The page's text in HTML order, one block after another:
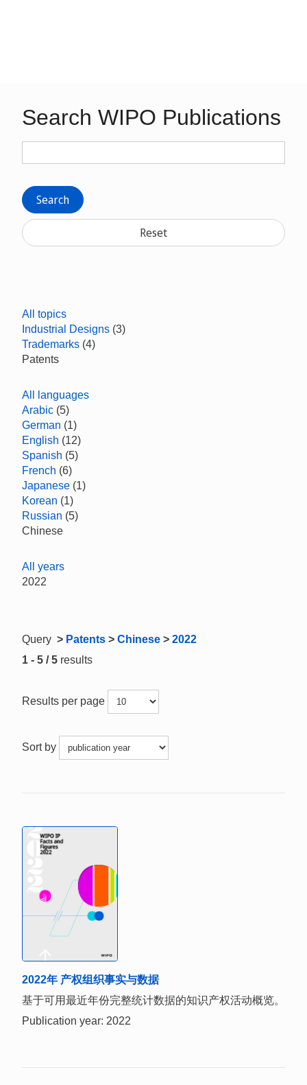
Search WIPO Publications
Search
Reset
All topics
Industrial Designs (3)
Trademarks (4)
Patents
All languages
Arabic (5)
German (1)
English (12)
Spanish (5)
French (6)
Japanese (1)
Korean (1)
Russian (5)
Chinese
All years
2022
Query > Patents > Chinese > 2022
1 - 5 / 5 results
Results per page
Sort by
2022年 产权组织事实与数据
基于可用最近年份完整统计数据的知识产权活动概览。
Publication year: 2022